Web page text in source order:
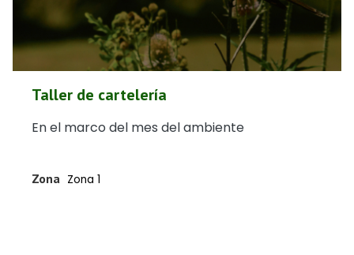
Taller de cartelería
En el marco del mes del ambiente
Zona Zona 1